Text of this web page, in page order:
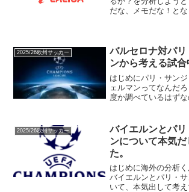
だな、メモだな！と
ないわけで。でも、
2025/26欧州サッカー
バルセロナ対パ
ンから考える試合
はじめにパリ・サン
ェルマンってなんだ
度か調べているはずな
るのだろうか。ちな
ェルマンとの出会い
2025/26欧州サッカー
バイエルンとパ
ンについて本気
た。
はじめに海外の分析
バイエルンとパリ・
いて、本気出して考え